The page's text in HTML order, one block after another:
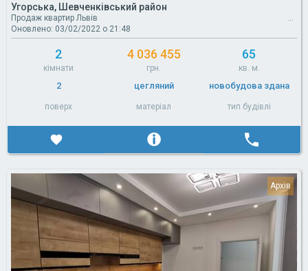
Угорська, Шевченківський район
Продаж квартир Львів
Оновлено: 03/02/2022 о 21:48
2
кімнати
4 036 455
грн.
65
кв. м.
2
поверх
цегляний
матеріал
новобудова здана
тип будівлі